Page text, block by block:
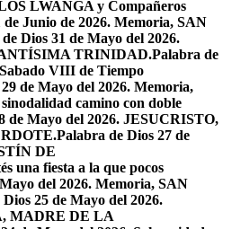
LWANGA y Compañeros
de Junio de 2026. Memoria, SAN
Dios 31 de Mayo del 2026.
TRINIDAD.Palabra de
VIII de Tiempo
de Mayo del 2026. Memoria,
camino con doble
de Mayo del 2026. JESUCRISTO,
Palabra de Dios 27 de
DE
una fiesta a la que pocos
del 2026. Memoria, SAN
25 de Mayo del 2026.
MADRE DE LA